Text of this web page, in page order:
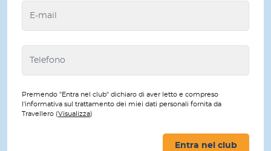
Premendo "Entra nel club" dichiaro di aver letto e compreso
l'informativa sul trattamento dei miei dati personali fornita da
Travellero (Visualizza)
Entra nel club